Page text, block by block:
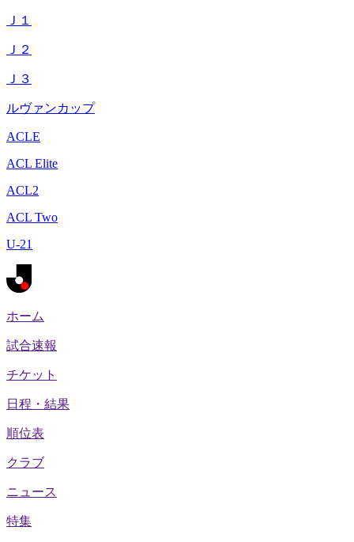
Ｊ１
Ｊ２
Ｊ３
ルヴァンカップ
ACLE
ACL Elite
ACL2
ACL Two
U-21
ホーム
試合速報
チケット
日程・結果
順位表
クラブ
ニュース
特集